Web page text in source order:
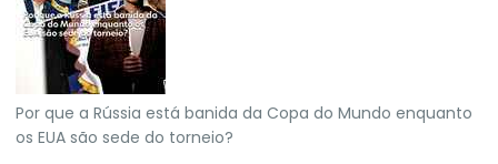
Por que a Rússia está banida da Copa do Mundo enquanto
os EUA são sede do torneio?